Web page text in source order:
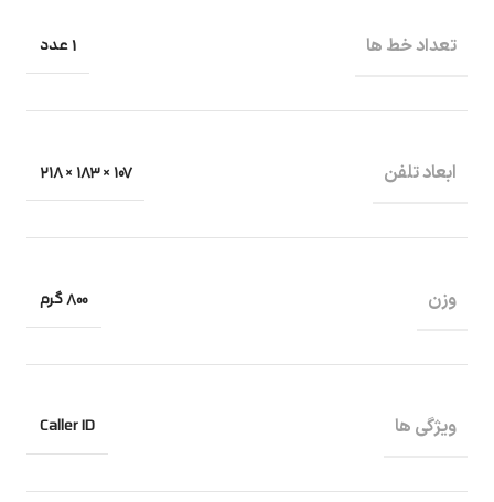
تعداد خط ها 1 عدد
ابعاد تلفن ۱۰۷ × ۱۸۳ × ۲۱۸
وزن 800 گرم
ویژگی ها Caller ID